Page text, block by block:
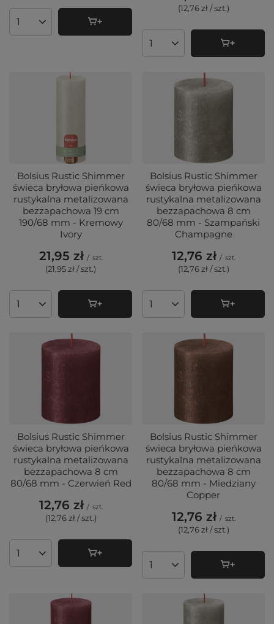
Ilość produktów
(12,76 zł / szt.)
Ilość produktów
Bolsius Rustic Shimmer
świeca bryłowa pieńkowa
rustykalna metalizowana
bezzapachowa 19 cm
190/68 mm - Kremowy
Ivory
21,95 zł / szt.
(21,95 zł / szt.)
Ilość produktów
Bolsius Rustic Shimmer
świeca bryłowa pieńkowa
rustykalna metalizowana
bezzapachowa 8 cm
80/68 mm - Szampański
Champagne
12,76 zł / szt.
(12,76 zł / szt.)
Ilość produktów
Bolsius Rustic Shimmer
świeca bryłowa pieńkowa
rustykalna metalizowana
bezzapachowa 8 cm
80/68 mm - Czerwień Red
12,76 zł / szt.
(12,76 zł / szt.)
Ilość produktów
Bolsius Rustic Shimmer
świeca bryłowa pieńkowa
rustykalna metalizowana
bezzapachowa 8 cm
80/68 mm - Miedziany
Copper
12,76 zł / szt.
(12,76 zł / szt.)
Ilość produktów